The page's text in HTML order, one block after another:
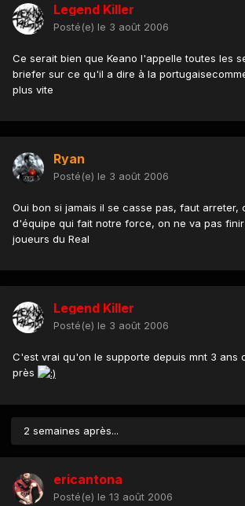
Legend Killer
Posté(e) le 3 août 2006
Ce serait bien que Keano l'appelle toutes les
briefer sur ce qu'il a dire à la
plus vite
Ryan
Posté(e) le 3 août 2006
Oui bon si jamais il se casse pas, faut
d'équipe qui fait notre force, on ne va pas
joueurs du Real
Legend Killer
Posté(e) le 3 août 2006
C'est vrai qu'on le supporte depuis mnt 3 ans
près
2 semaines après...
ericantona
Posté(e) le 13 août 2006